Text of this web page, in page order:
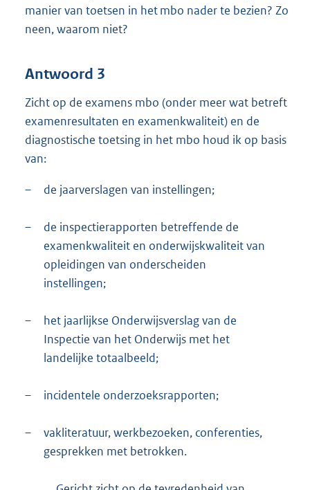
manier van toetsen in het mbo nader te bezien? Zo
neen, waarom niet?
Antwoord 3
Zicht op de examens mbo (onder meer wat betreft
examenresultaten en examenkwaliteit) en de
diagnostische toetsing in het mbo houd ik op basis
van:
– de jaarverslagen van instellingen;
–
de inspectierapporten betreffende de
examenkwaliteit en onderwijskwaliteit van
opleidingen van onderscheiden
instellingen;
–
het jaarlijkse Onderwijsverslag van de
Inspectie van het Onderwijs met het
landelijke totaalbeeld;
– incidentele onderzoeksrapporten;
–
vakliteratuur, werkbezoeken, conferenties,
gesprekken met betrokken.